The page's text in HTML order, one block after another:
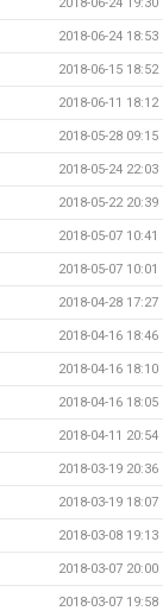
2018-06-24 18:53
2018-06-15 18:52
2018-06-11 18:12
2018-05-28 09:15
2018-05-24 22:03
2018-05-22 20:39
2018-05-07 10:41
2018-05-07 10:01
2018-04-28 17:27
2018-04-16 18:46
2018-04-16 18:10
2018-04-16 18:05
2018-04-11 20:54
2018-03-19 20:36
2018-03-19 18:07
2018-03-08 19:13
2018-03-07 20:00
2018-03-07 19:58